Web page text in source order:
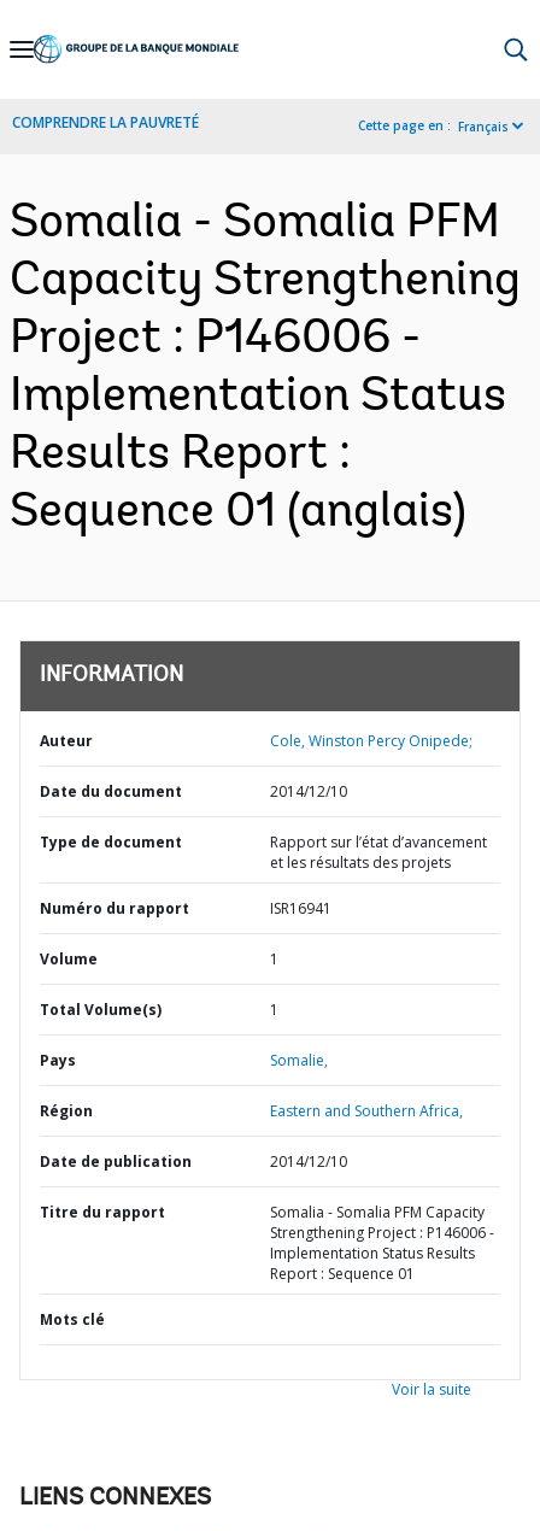
Skip
Navigation
COMPRENDRE LA PAUVRETÉ Cette page en : Français
Somalia - Somalia PFM
Capacity Strengthening
Project : P146006 -
Implementation Status
Results Report :
Sequence 01 (anglais)
INFORMATION
Auteur Cole, Winston Percy Onipede;
Date du document 2014/12/10
Type de document
Rapport sur l’état d’avancement
et les résultats des projets
Numéro du rapport ISR16941
Volume 1
Total Volume(s) 1
Pays Somalie,
Région Eastern and Southern Africa,
Date de publication 2014/12/10
Titre du rapport
Somalia - Somalia PFM Capacity
Strengthening Project : P146006 -
Implementation Status Results
Report : Sequence 01
Mots clé
Voir la suite
LIENS CONNEXES